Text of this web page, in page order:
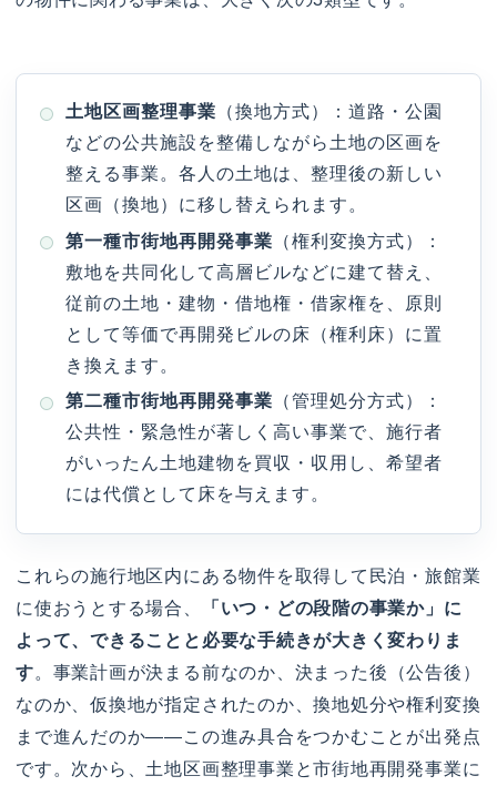
土地区画整理事業 （換地方式）：道路・公園
などの公共施設を整備しながら土地の区画を
整える事業。各人の土地は、整理後の新しい
区画（換地）に移し替えられます。
第一種市街地再開発事業 （権利変換方式）：
敷地を共同化して高層ビルなどに建て替え、
従前の土地・建物・借地権・借家権を、原則
として等価で再開発ビルの床（権利床）に置
き換えます。
第二種市街地再開発事業 （管理処分方式）：
公共性・緊急性が著しく高い事業で、施行者
がいったん土地建物を買収・収用し、希望者
には代償として床を与えます。
これらの施行地区内にある物件を取得して民泊・旅館業
に使おうとする場合、
「いつ・どの段階の事業か」に
よって、できることと必要な手続きが大きく変わりま
す。事業計画が決まる前なのか、決まった後（公告後）
なのか、仮換地が指定されたのか、換地処分や権利変換
まで進んだのか——この進み具合をつかむことが出発点
です。次から、土地区画整理事業と市街地再開発事業に